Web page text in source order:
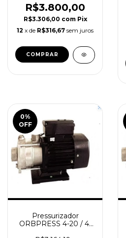
9 DUCHAS - ORBITEC
R$3.800,00
R$3.306,00 com Pix
12 x de R$316,67 sem juros
0%
OFF
Pressurizador
ORBPRESS 4-20 / 4-